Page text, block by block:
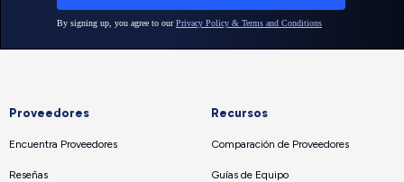
Proveedores
Encuentra Proveedores
Reseñas
Recursos
Comparación de Proveedores
Guías de Equipo